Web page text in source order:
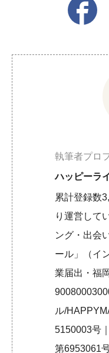
執筆者プロ
ハッピーラ
累計登録数
り運営して
ング・出会
ール」（イ
業届出・福
ル/
5150003号
第6953061